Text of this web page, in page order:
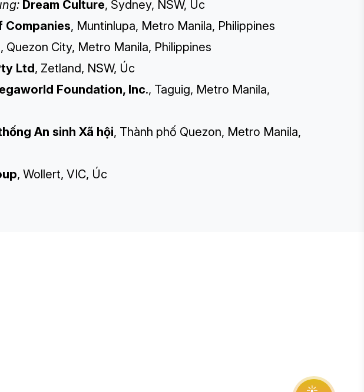
Dream Culture, Sydney, NSW, Úc
Companies, Muntinlupa, Metro Manila, Philippines
, Quezon City, Metro Manila, Philippines
Ltd, Zetland, NSW, Úc
Foundation, Inc., Taguig, Metro Manila,
An sinh Xã hội, Thành phố Quezon, Metro Manila,
, Wollert, VIC, Úc